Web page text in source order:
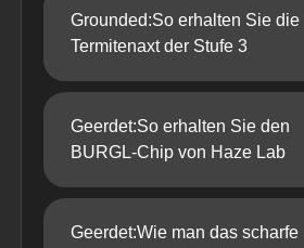
Grounded:So erhalten Sie die
Termitenaxt der Stufe 3
Geerdet:So erhalten Sie den
BURGL-Chip von Haze Lab
Geerdet:Wie man das scharfe